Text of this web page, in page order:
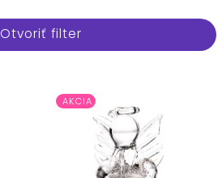
Otvoriť filter
AKCIA